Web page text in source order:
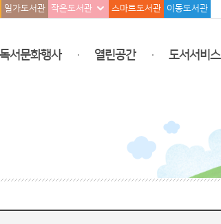
일가도서관 작은도서관 스마트도서관 이동도서관
독서문화행사 열린공간 도서서비스